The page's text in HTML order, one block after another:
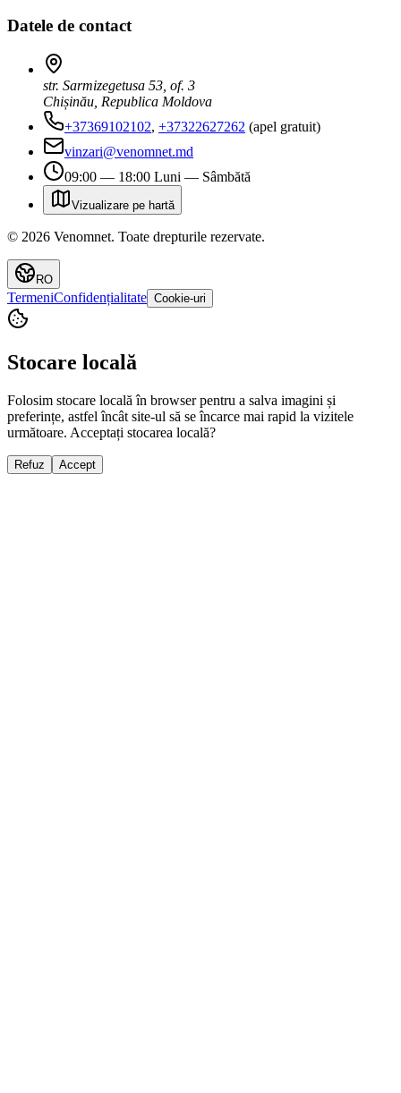
Datele de contact
str. Sarmizegetusa 53, of. 3
Chișinău, Republica Moldova
+37369102102, +37322627262 (apel gratuit)
vinzari@venomnet.md
09:00 — 18:00 Luni — Sâmbătă
Vizualizare pe hartă
© 2026 Venomnet. Toate drepturile rezervate.
RO
TermeniConfidențialitate Cookie-uri
Stocare locală
Folosim stocare locală în browser pentru a salva imagini și
preferințe, astfel încât site-ul să se încarce mai rapid la vizitele
următoare. Acceptați stocarea locală?
Refuz Accept